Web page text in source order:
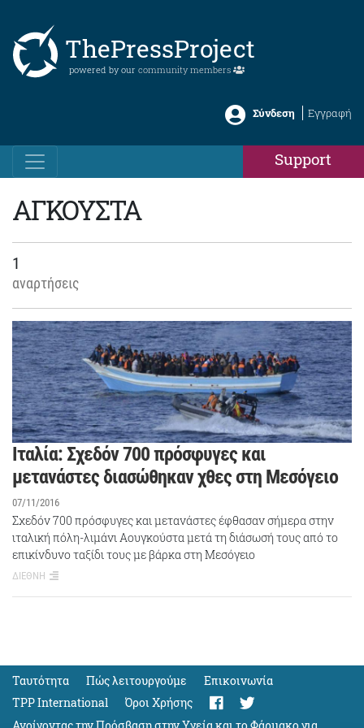
ThePressProject
powered by our community members
Σύνδεση Εγγραφή
Support
ΑΓΚΟΥΣΤΑ
1
αναρτήσεις
Ιταλία: Σχεδόν 700 πρόσφυγες και
μετανάστες διασώθηκαν χθες στη Μεσόγειο
07/11/2016
Σχεδόν 700 πρόσφυγες και μετανάστες έφθασαν σήμερα στην
ιταλική πόλη-λιμάνι Αουγκούστα μετά τη διάσωσή τους από το
επικίνδυνο ταξίδι τους με βάρκα στη Μεσόγειο
ΔΙΕΘΝΗ
Ταυτότητα Πώς λειτουργούμε
Eπικοινωνία
TPP International
Όροι Χρήσης